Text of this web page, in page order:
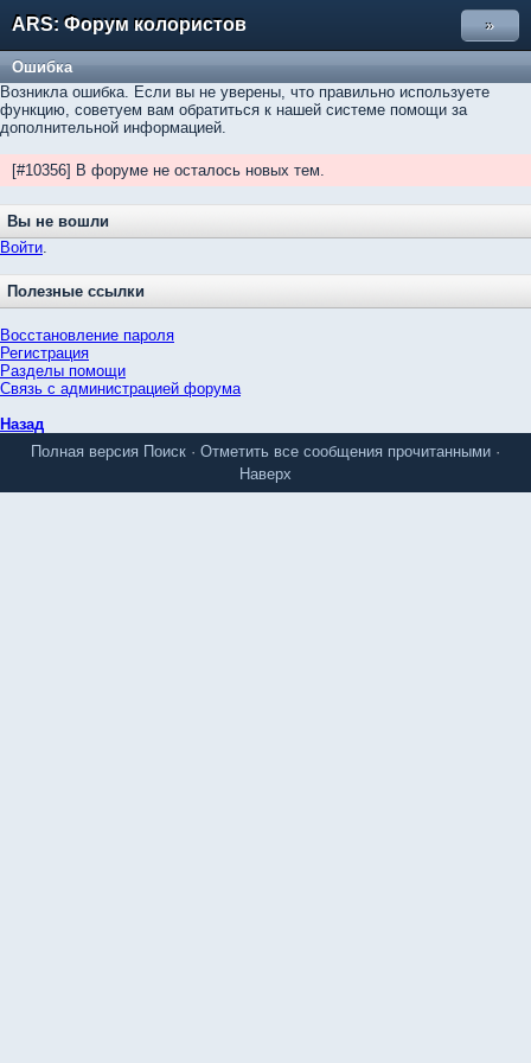
ARS: Форум колористов »
Ошибка
Возникла ошибка. Если вы не уверены, что правильно используете
функцию, советуем вам обратиться к нашей системе помощи за
дополнительной информацией.
[#10356] В форуме не осталось новых тем.
Вы не вошли
Войти.
Полезные ссылки
Восстановление пароля
Регистрация
Разделы помощи
Связь с администрацией форума
Назад
Полная версия Поиск · Отметить все сообщения прочитанными ·
Наверх